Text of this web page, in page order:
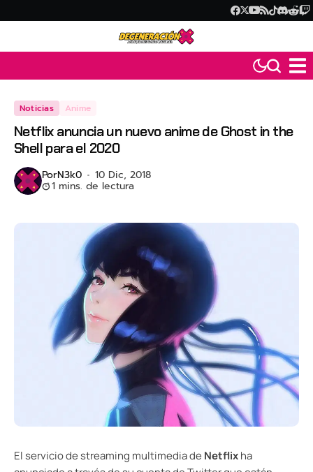
Noticias Anime
Netflix anuncia un nuevo anime de Ghost in the
Shell para el 2020
PorN3k0 10 Dic, 2018
1 mins. de lectura
El servicio de streaming multimedia de Netflixha